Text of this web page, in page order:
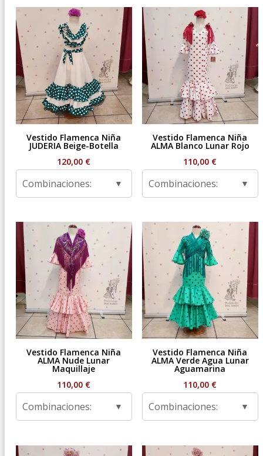
Vestido Flamenca Niña
JUDERIA Beige-Botella
120,00 €
Combinaciones:
Vestido Flamenca Niña
ALMA Blanco Lunar Rojo
110,00 €
Combinaciones:
Vestido Flamenca Niña
ALMA Nude Lunar
Maquillaje
110,00 €
Combinaciones:
Vestido Flamenca Niña
ALMA Verde Agua Lunar
Aguamarina
110,00 €
Combinaciones: